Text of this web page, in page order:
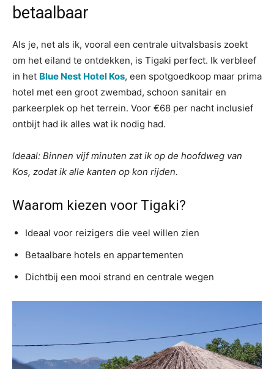
betaalbaar
Als je, net als ik, vooral een centrale uitvalsbasis zoekt
om het eiland te ontdekken, is Tigaki perfect. Ik verbleef
in het Blue Nest Hotel Kos, een spotgoedkoop maar prima
hotel met een groot zwembad, schoon sanitair en
parkeerplek op het terrein. Voor €68 per nacht inclusief
ontbijt had ik alles wat ik nodig had.
Ideaal: Binnen vijf minuten zat ik op de hoofdweg van
Kos, zodat ik alle kanten op kon rijden.
Waarom kiezen voor Tigaki?
Ideaal voor reizigers die veel willen zien
Betaalbare hotels en appartementen
Dichtbij een mooi strand en centrale wegen